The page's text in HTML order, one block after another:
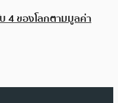
4 ของโลกตามมูลค่า